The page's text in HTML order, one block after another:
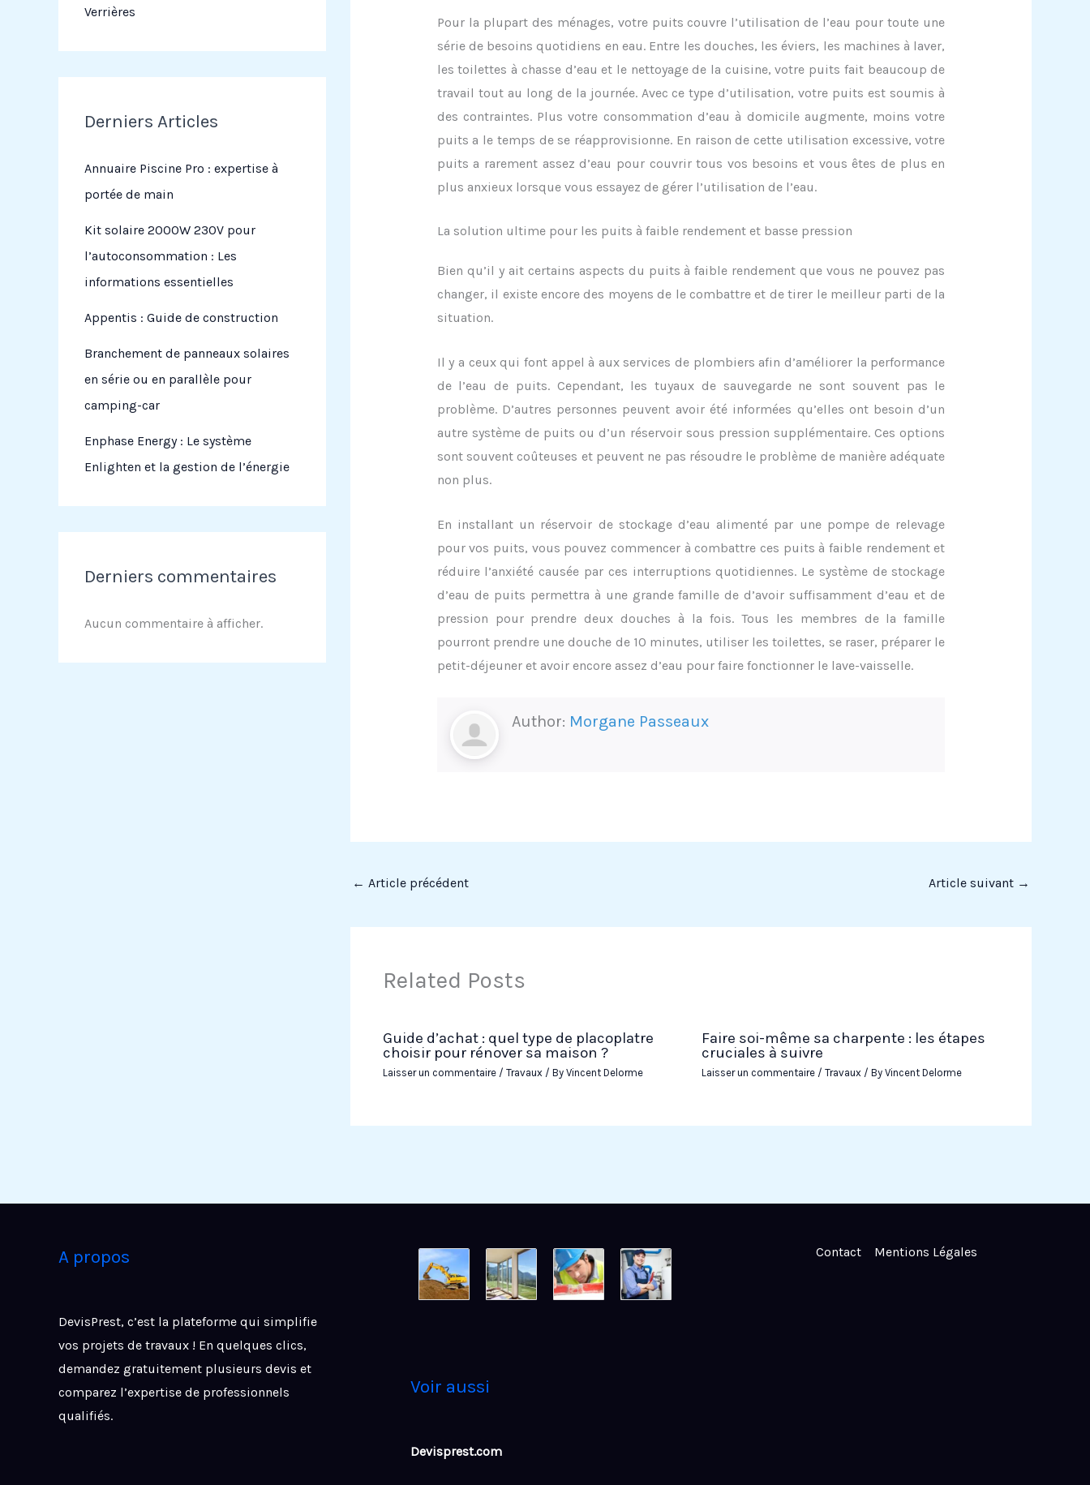
Verrières
Derniers Articles
Annuaire Piscine Pro : expertise à
portée de main
Kit solaire 2000W 230V pour
l’autoconsommation : Les
informations essentielles
Appentis : Guide de construction
Branchement de panneaux solaires
en série ou en parallèle pour
camping-car
Enphase Energy : Le système
Enlighten et la gestion de l’énergie
Derniers commentaires
Aucun commentaire à afficher.
Pour la plupart des ménages, votre puits couvre l’utilisation de l’eau pour toute une
série de besoins quotidiens en eau. Entre les douches, les éviers, les machines à laver,
les toilettes à chasse d’eau et le nettoyage de la cuisine, votre puits fait beaucoup de
travail tout au long de la journée. Avec ce type d’utilisation, votre puits est soumis à
des contraintes. Plus votre consommation d’eau à domicile augmente, moins votre
puits a le temps de se réapprovisionne. En raison de cette utilisation excessive, votre
puits a rarement assez d’eau pour couvrir tous vos besoins et vous êtes de plus en
plus anxieux lorsque vous essayez de gérer l’utilisation de l’eau.
La solution ultime pour les puits à faible rendement et basse pression
Bien qu’il y ait certains aspects du puits à faible rendement que vous ne pouvez pas
changer, il existe encore des moyens de le combattre et de tirer le meilleur parti de la
situation.
Il y a ceux qui font appel à aux services de plombiers afin d’améliorer la performance
de l’eau de puits. Cependant, les tuyaux de sauvegarde ne sont souvent pas le
problème. D’autres personnes peuvent avoir été informées qu’elles ont besoin d’un
autre système de puits ou d’un réservoir sous pression supplémentaire. Ces options
sont souvent coûteuses et peuvent ne pas résoudre le problème de manière adéquate
non plus.
En installant un réservoir de stockage d’eau alimenté par une pompe de relevage
pour vos puits, vous pouvez commencer à combattre ces puits à faible rendement et
réduire l’anxiété causée par ces interruptions quotidiennes. Le système de stockage
d’eau de puits permettra à une grande famille de d’avoir suffisamment d’eau et de
pression pour prendre deux douches à la fois. Tous les membres de la famille
pourront prendre une douche de 10 minutes, utiliser les toilettes, se raser, préparer le
petit-déjeuner et avoir encore assez d’eau pour faire fonctionner le lave-vaisselle.
Author: Morgane Passeaux
← Article précédent Article suivant →
Related Posts
Guide d’achat : quel type de placoplatre
choisir pour rénover sa maison ?
Laisser un commentaire / Travaux / By Vincent Delorme
Faire soi-même sa charpente : les étapes
cruciales à suivre
Laisser un commentaire / Travaux/ By Vincent Delorme
A propos
DevisPrest, c’est la plateforme qui simplifie
vos projets de travaux ! En quelques clics,
demandez gratuitement plusieurs devis et
comparez l’expertise de professionnels
qualifiés.
Voir aussi
Devisprest.com
Contact Mentions Légales